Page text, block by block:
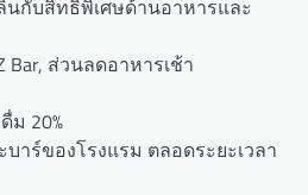
นกับสิทธิพิเศษด้านอาหารและ
Bar, ส่วนลดอาหารเช้า
ม 20%
าร์ของโรงแรม ตลอดระยะเวลา